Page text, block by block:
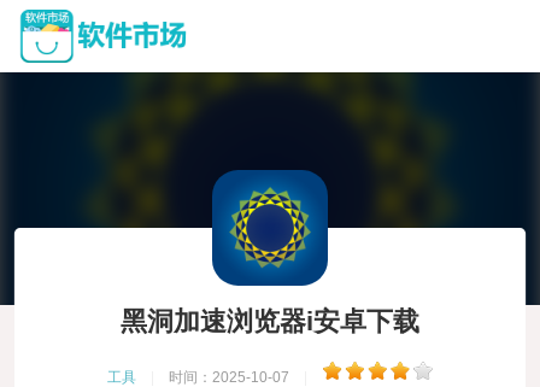
黑洞加速浏览器i安卓下载
工具 时间：2025-10-07